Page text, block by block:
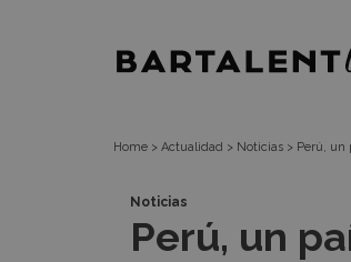
Home > Actualidad > Noticias > Perú, un
Noticias
Perú, un